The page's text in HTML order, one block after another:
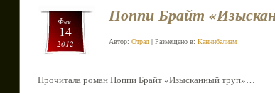
Фев
14
2012
Поппи Брайт
Автор: Отрад | Размещено в: Каннибализм
Прочитала роман Поппи Брайт «Изысканный труп»…